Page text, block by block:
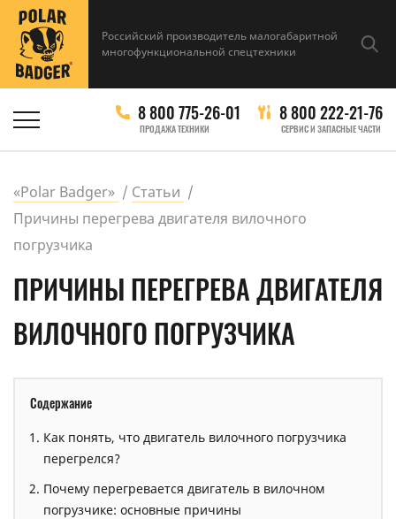
Российский производитель малогабаритной
многофункциональной спецтехники
8 800 775-26-01
ПРОДАЖА ТЕХНИКИ
8 800 222-21-76
СЕРВИС И ЗАПАСНЫЕ ЧАСТИ
«Polar Badger»
Статьи
Причины перегрева двигателя вилочного
погрузчика
ПРИЧИНЫ ПЕРЕГРЕВА ДВИГАТЕЛЯ
ВИЛОЧНОГО ПОГРУЗЧИКА
Содержание
Как понять, что двигатель вилочного погрузчика
перегрелся?
Почему перегревается двигатель в вилочном
погрузчике: основные причины